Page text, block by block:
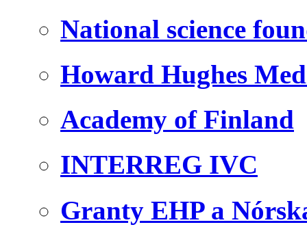
National science
Howard Hughes
Academy of Finland
INTERREG IVC
Granty EHP a